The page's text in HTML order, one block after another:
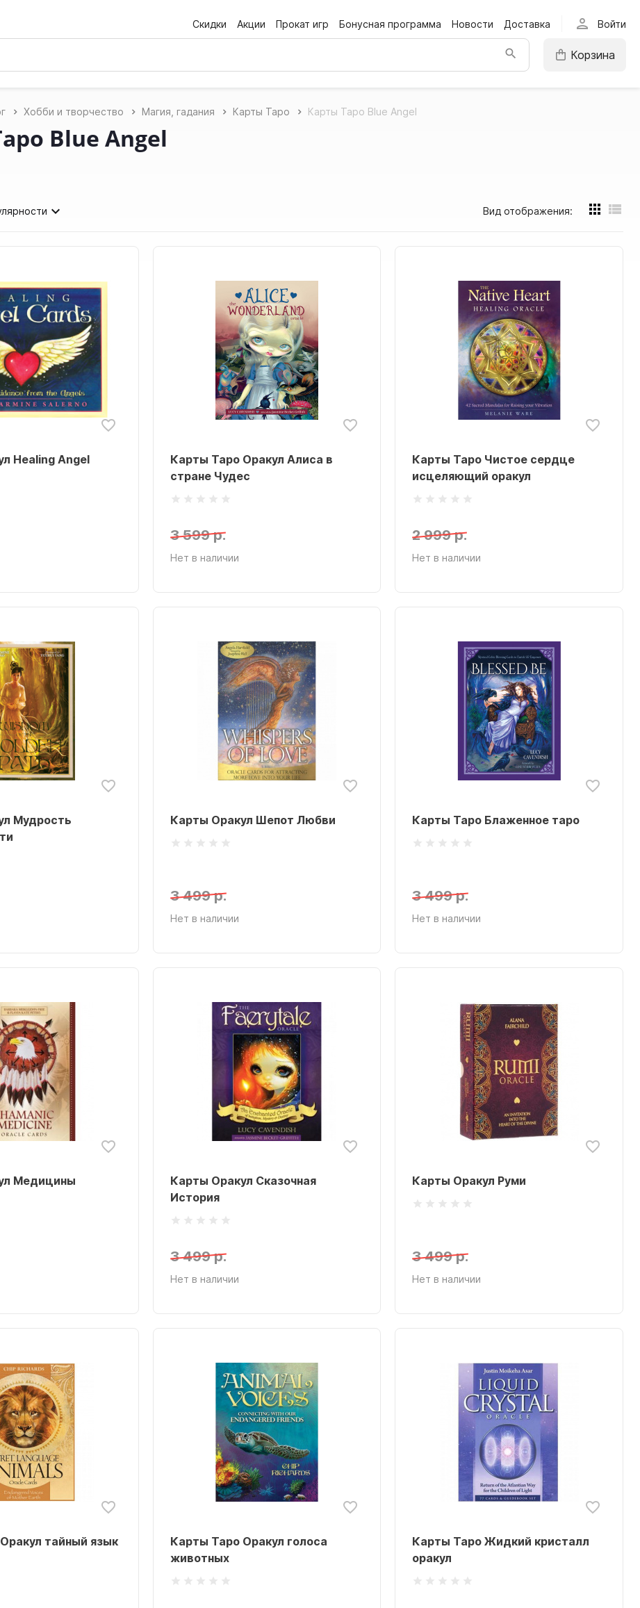
Скидки Акции Прокат игр Бонусная программа Новости Доставка person Войти
Корзина
Хобби и творчество Магия, гадания Карты Таро Карты Таро Blue Angel
Blue Angel
Вид отображения:
Healing Angel
Карты Таро Оракул Алиса в
стране Чудес
3 599 р.
Нет в наличии
Карты Таро Чистое сердце
исцеляющий оракул
2 999 р.
Нет в наличии
Мудрость
Карты Оракул Шепот Любви
3 499 р.
Нет в наличии
Карты Таро Блаженное таро
3 499 р.
Нет в наличии
Медицины
Карты Оракул Сказочная
История
3 499 р.
Нет в наличии
Карты Оракул Руми
3 499 р.
Нет в наличии
тайный язык
Карты Таро Оракул голоса
животных
Карты Таро Жидкий кристалл
оракул